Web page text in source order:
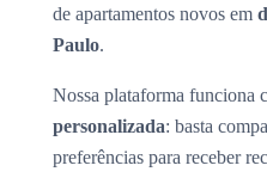
de apartamentos novos em
Paulo.
Nossa plataforma funciona
personalizada: basta
preferências para receber